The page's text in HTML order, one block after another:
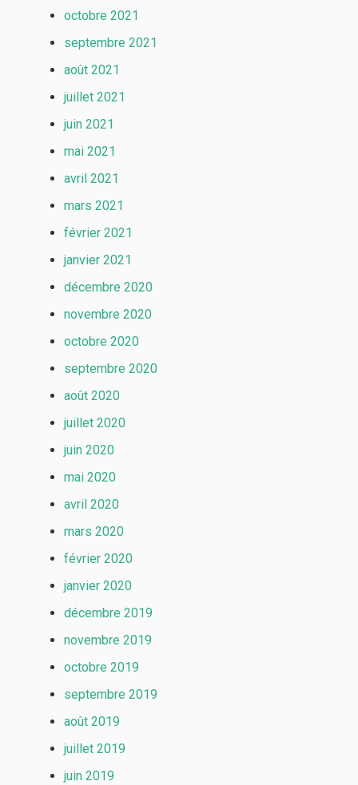
octobre 2021
septembre 2021
août 2021
juillet 2021
juin 2021
mai 2021
avril 2021
mars 2021
février 2021
janvier 2021
décembre 2020
novembre 2020
octobre 2020
septembre 2020
août 2020
juillet 2020
juin 2020
mai 2020
avril 2020
mars 2020
février 2020
janvier 2020
décembre 2019
novembre 2019
octobre 2019
septembre 2019
août 2019
juillet 2019
juin 2019